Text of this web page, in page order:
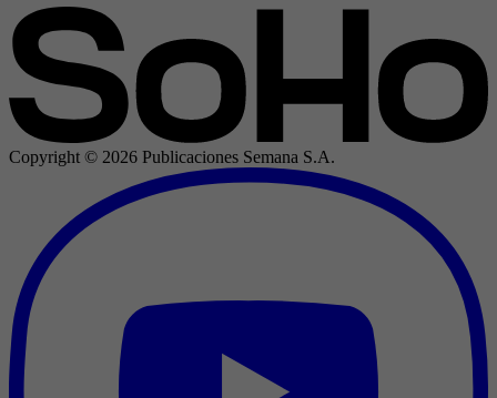
Copyright © 2026 Publicaciones Semana S.A.